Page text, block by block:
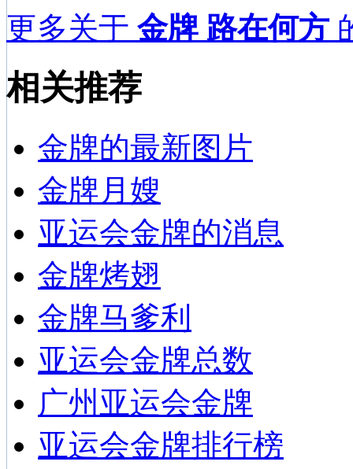
更多关于 金牌 路在何方
相关推荐
金牌的最新图片
金牌月嫂
亚运会金牌的消息
金牌烤翅
金牌马爹利
亚运会金牌总数
广州亚运会金牌
亚运会金牌排行榜